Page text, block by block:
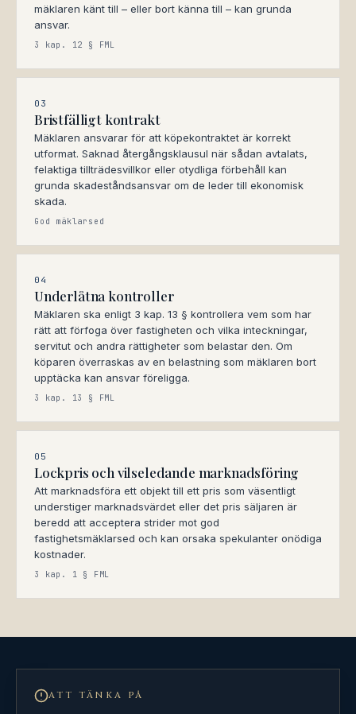
mäklaren känt till – eller bort känna till – kan grunda
ansvar.
3 kap. 12 § FML
03
Bristfälligt kontrakt
Mäklaren ansvarar för att köpekontraktet är korrekt
utformat. Saknad återgångsklausul när sådan avtalats,
felaktiga tillträdesvillkor eller otydliga förbehåll kan
grunda skadeståndsansvar om de leder till ekonomisk
skada.
God mäklarsed
04
Underlåtna kontroller
Mäklaren ska enligt 3 kap. 13 § kontrollera vem som har
rätt att förfoga över fastigheten och vilka inteckningar,
servitut och andra rättigheter som belastar den. Om
köparen överraskas av en belastning som mäklaren bort
upptäcka kan ansvar föreligga.
3 kap. 13 § FML
05
Lockpris och vilseledande marknadsföring
Att marknadsföra ett objekt till ett pris som väsentligt
understiger marknadsvärdet eller det pris säljaren är
beredd att acceptera strider mot god
fastighetsmäklarsed och kan orsaka spekulanter onödiga
kostnader.
3 kap. 1 § FML
ATT TÄNKA PÅ